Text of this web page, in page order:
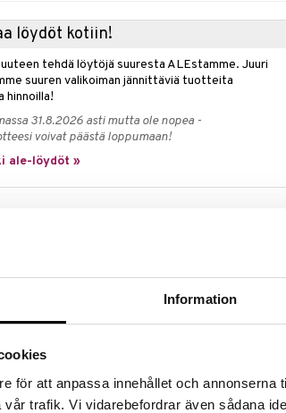
Information
för att anpassa innehållet och annonserna
trafik. Vi vidarebefordrar även sådana
löydöt kotiin!
tehdä löytöjä suuresta ALEstamme. Juuri
suuren valikoiman jännittäviä tuotteita
hinnoilla!
31.8.2026 asti mutta ole nopea -
voivat päästä loppumaan!
ale-löydöt »
D-vitamiinilisän päivittäiseen ruokavalioon. D-
ja auttaa ylläpitämään normaalia luustoa ja lihasten
muovista.